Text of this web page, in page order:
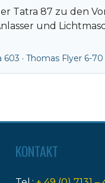
Tatra 87 zu den
und
603 · Thomas Flyer 6-70
KONTAKT